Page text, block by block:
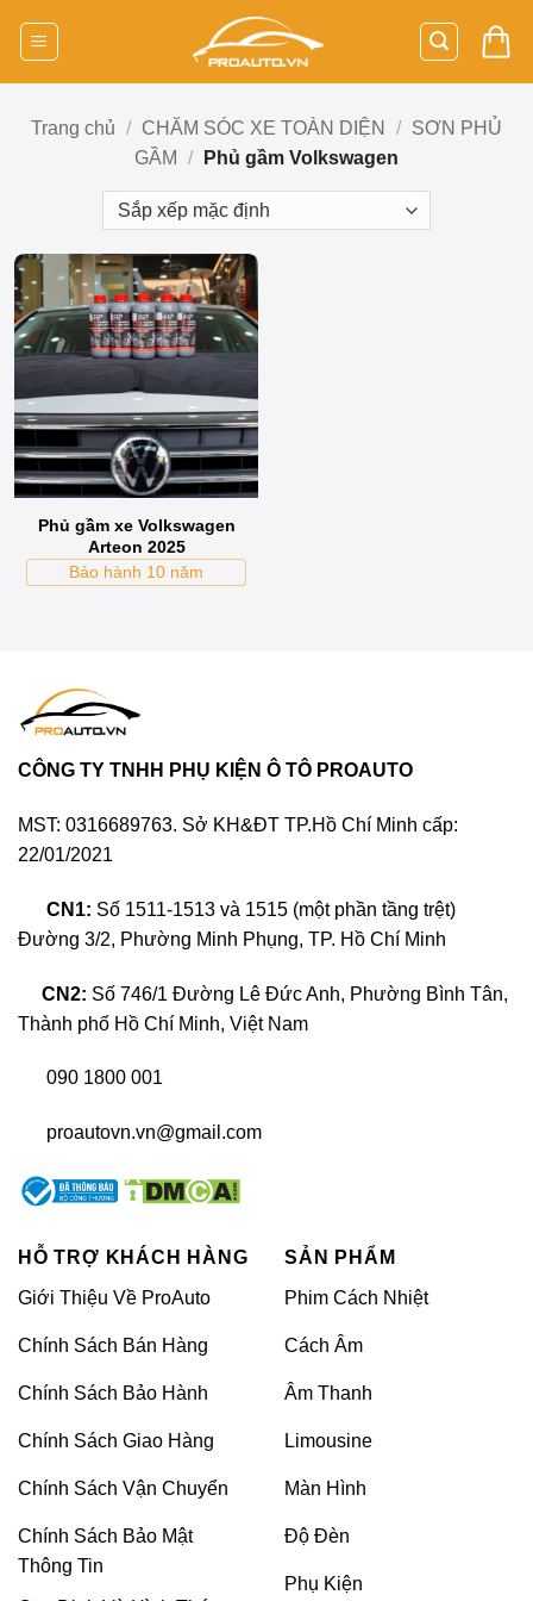
Trang chủ
/ CHĂM SÓC XE TOÀN DIỆN /
SƠN PHỦ
GẦM
/ Phủ gầm Volkswagen
Phủ gầm xe Volkswagen
Arteon 2025
Bảo hành 10 năm
CÔNG TY TNHH PHỤ KIỆN Ô TÔ PROAUTO
MST: 0316689763. Sở KH&ĐT TP.Hồ Chí Minh cấp:
22/01/2021
CN1: Số 1511-1513 và 1515 (một phần tầng trệt)
Đường 3/2, Phường Minh Phụng, TP. Hồ Chí Minh
CN2: Số 746/1 Đường Lê Đức Anh, Phường Bình Tân,
Thành phố Hồ Chí Minh, Việt Nam
090 1800 001
proautovn.vn@gmail.com
HỖ TRỢ KHÁCH HÀNG
Giới Thiệu Về ProAuto
Chính Sách Bán Hàng
Chính Sách Bảo Hành
Chính Sách Giao Hàng
Chính Sách Vận Chuyển
Chính Sách Bảo Mật
Thông Tin
SẢN PHẨM
Phim Cách Nhiệt
Cách Âm
Âm Thanh
Limousine
Màn Hình
Độ Đèn
Phụ Kiện